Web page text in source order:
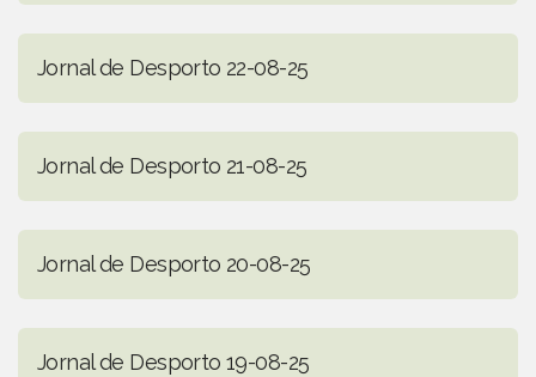
Jornal de Desporto 22-08-25
Jornal de Desporto 21-08-25
Jornal de Desporto 20-08-25
Jornal de Desporto 19-08-25